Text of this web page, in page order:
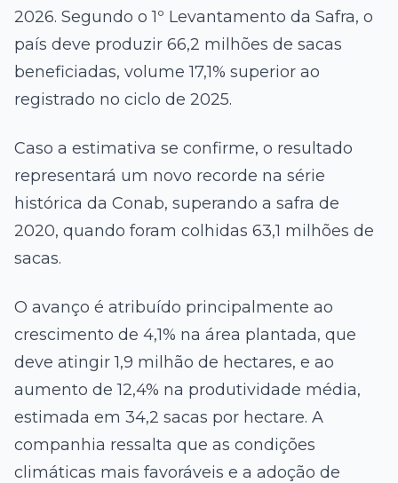
2026. Segundo o 1º Levantamento da Safra, o
país deve produzir 66,2 milhões de sacas
beneficiadas, volume 17,1% superior ao
registrado no ciclo de 2025.
Caso a estimativa se confirme, o resultado
representará um novo recorde na série
histórica da Conab, superando a safra de
2020, quando foram colhidas 63,1 milhões de
sacas.
O avanço é atribuído principalmente ao
crescimento de 4,1% na área plantada, que
deve atingir 1,9 milhão de hectares, e ao
aumento de 12,4% na produtividade média,
estimada em 34,2 sacas por hectare. A
companhia ressalta que as condições
climáticas mais favoráveis e a adoção de